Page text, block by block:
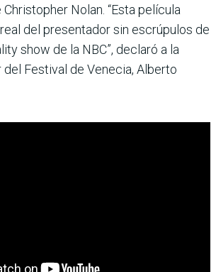
Christopher Nolan. “Esta película
del presentador sin escrúpulos de
show de la NBC”, declaró a la
Festival de Venecia, Alberto